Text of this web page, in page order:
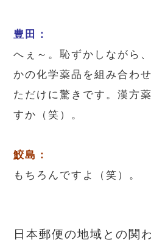
豊田：
へぇ～。恥ずかしながら
かの化学薬品を組み合わ
ただけに驚きです。漢方
すか（笑）。
鮫島：
もちろんですよ（笑）。
日本郵便の地域との関